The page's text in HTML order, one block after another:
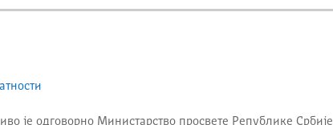
је одговорно Министарство просвете Републике Србије